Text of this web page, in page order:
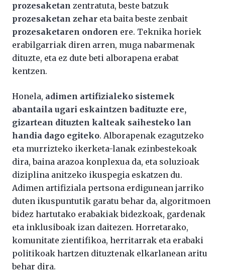
prozesaketan zentratuta, beste batzuk
prozesaketan zehar eta baita beste zenbait
prozesaketaren ondoren ere. Teknika horiek
erabilgarriak diren arren, muga nabarmenak
dituzte, eta ez dute beti alborapena erabat
kentzen.
Honela, adimen artifizialeko sistemek
abantaila ugari eskaintzen badituzte ere,
gizartean dituzten kalteak saihesteko lan
handia dago egiteko. Alborapenak ezagutzeko
eta murrizteko ikerketa-lanak ezinbestekoak
dira, baina arazoa konplexua da, eta soluzioak
diziplina anitzeko ikuspegia eskatzen du.
Adimen artifiziala pertsona erdigunean jarriko
duten ikuspuntutik garatu behar da, algoritmoen
bidez hartutako erabakiak bidezkoak, gardenak
eta inklusiboak izan daitezen. Horretarako,
komunitate zientifikoa, herritarrak eta erabaki
politikoak hartzen dituztenak elkarlanean aritu
behar dira.